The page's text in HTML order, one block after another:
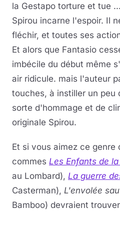
la Gestapo torture et tue
Spirou incarne l'espoir. Il
fléchir, et toutes ses
Et alors que Fantasio
imbécile du début même
air ridicule. mais l'auteur
touches, à instiller un peu
sorte d'hommage et de
originale Spirou.
Et si vous aimez ce genre
commes Les Enfants de
au Lombard), La guerre
Casterman), L'envolée
Bamboo) devraient